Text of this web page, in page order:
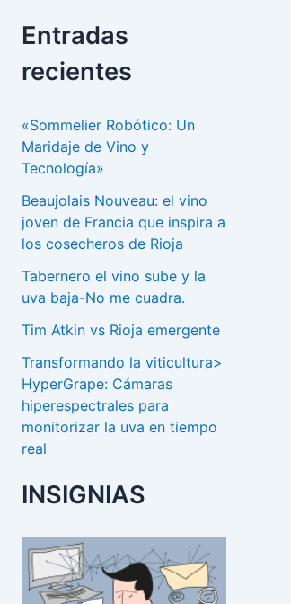
Entradas
recientes
«Sommelier Robótico: Un
Maridaje de Vino y
Tecnología»
Beaujolais Nouveau: el vino
joven de Francia que inspira a
los cosecheros de Rioja
Tabernero el vino sube y la
uva baja-No me cuadra.
Tim Atkin vs Rioja emergente
Transformando la viticultura>
HyperGrape: Cámaras
hiperespectrales para
monitorizar la uva en tiempo
real
INSIGNIAS